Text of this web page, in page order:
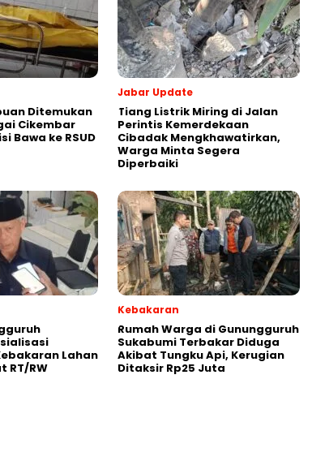
Ditemukan
Cikembar
Bawa ke RSUD
Jabar Update
Tiang Listrik Miring di Jalan
Perintis Kemerdekaan
Cibadak Mengkhawatirkan,
Warga Minta Segera
Diperbaiki
Lahan
RT/RW‎
Kebakaran
‎Rumah Warga di Gunungguruh
Sukabumi Terbakar Diduga
Akibat Tungku Api, Kerugian
Ditaksir Rp25 Juta